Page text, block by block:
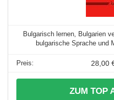
Bulgarisch lernen, Bulgarien
bulgarische Sprache und
28,00
ZUM TOP